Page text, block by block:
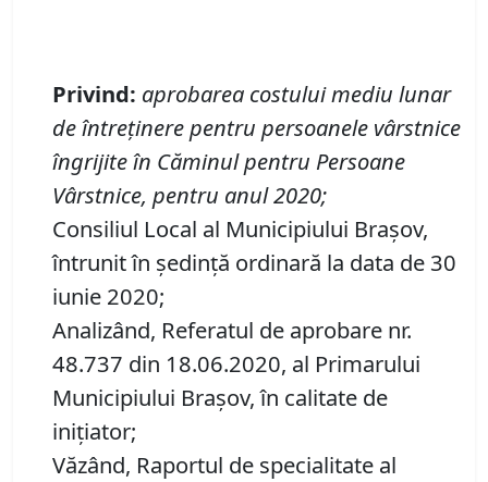
Privind: aprobarea costului mediu lunar
de întreţinere pentru persoanele vârstnice
îngrijite în Căminul pentru Persoane
Vârstnice, pentru anul 2020;
Consiliul Local al Municipiului Brașov,
întrunit în ședință ordinară la data de 30
iunie 2020;
Analizând, Referatul de aprobare nr.
48.737 din 18.06.2020, al Primarului
Municipiului Brașov, în calitate de
inițiator;
Văzând, Raportul de specialitate al